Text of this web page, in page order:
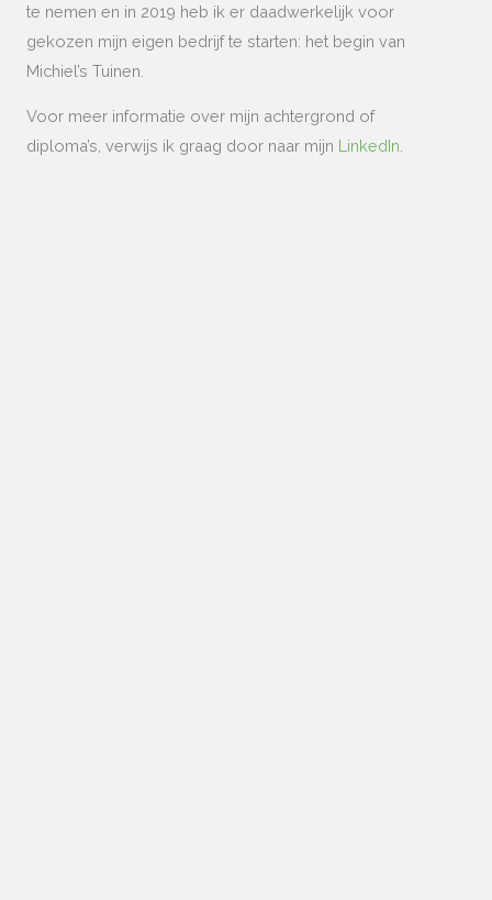
te nemen en in 2019 heb ik er daadwerkelijk voor
gekozen mijn eigen bedrijf te starten: het begin van
Michiel’s Tuinen.
Voor meer informatie over mijn achtergrond of
diploma’s, verwijs ik graag door naar mijn LinkedIn